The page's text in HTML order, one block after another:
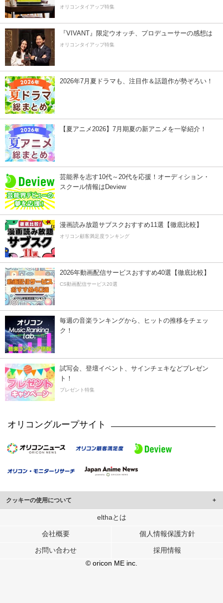
オリコンタイアップ特集
『VIVANT』限定ウオッチ、プロデューサーの感想は
オリコンタイアップ特集
2026年7月夏ドラマも、注目作＆話題作が勢ぞろい！
【夏アニメ2026】7月期夏の新アニメを一挙紹介！
芸能界を志す10代～20代を応援！オーディション・
スクール情報はDeview
漫画読み放題サブスクおすすめ11選【徹底比較】
オリコン顧客満足度ランキング
2026年動画配信サービスおすすめ40選【徹底比較】
CS動画配信サービス20選
毎週の音楽ランキングから、ヒットの推移をチェッ
ク！
試写会、登壇イベント、サインチェキなどプレゼン
ト！
プレゼント特集
オリコングループサイト
クッキーの使用について
このサイトでは Cookie を使用して、ユーザーに合わせたコンテンツや広告の
行っています。
メディアや広告配信、データ解析の各パートナーに提供しています。
各パートナーは、この情報とユーザーが各パートナーに提供した他の情報や、
ユーザーが各パートナーのサービスを使用したときに収集した他の情報を組み
elthaとは
会社概要 個人情報保護方針
お問い合わせ
採用情報
© oricon ME inc.